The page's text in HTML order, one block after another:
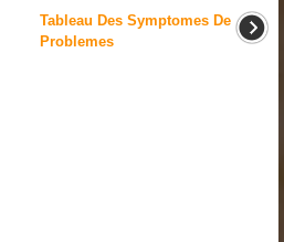
Tableau Des Symptomes De
Problemes